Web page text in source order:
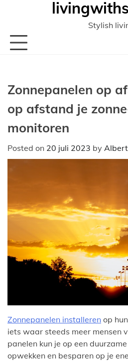
inhoud
Stylish
Zonnepanelen op
op afstand je
monitoren
Posted on 20 juli 2023 by
Zonnepanelen installeren op
iets waar steeds meer mensen
panelen kun je op een
opwekken en besparen op je